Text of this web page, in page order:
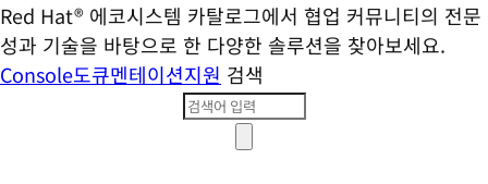
Red Hat® 에코시스템 카탈로그에서 협업 커뮤니티의 전문
성과 기술을 바탕으로 한 다양한 솔루션을 찾아보세요.
Console도큐멘테이션지원 검색